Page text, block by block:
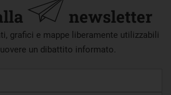
newsletter
grafici e mappe liberamente utilizzabili
un dibattito informato.